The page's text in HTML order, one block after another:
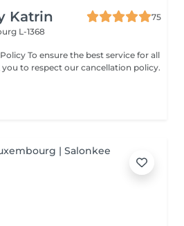
Katrin
75
L-1368
To ensure the best service for all
to respect our cancellation policy.